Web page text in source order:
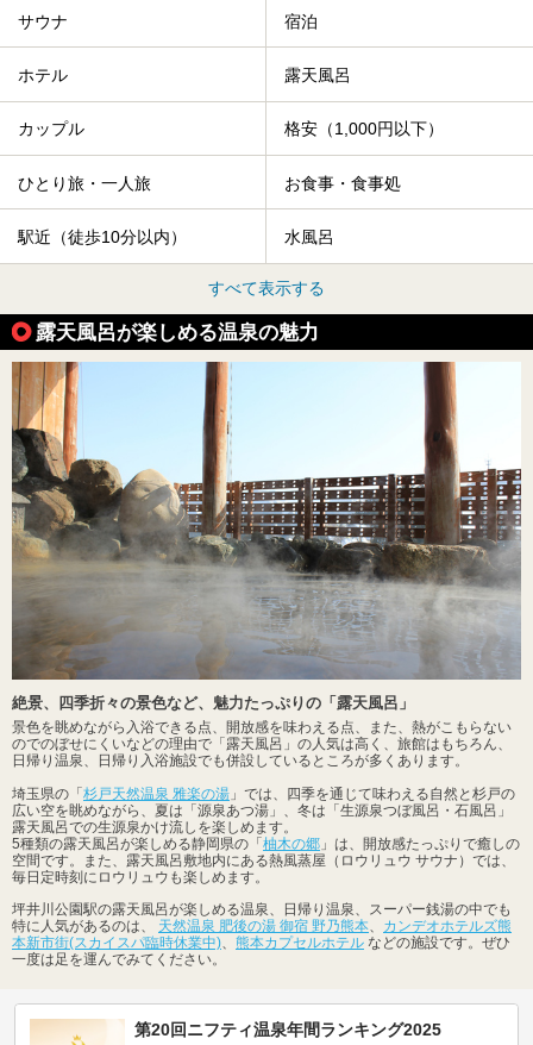
サウナ 宿泊
ホテル 露天風呂
カップル 格安（1,000円以下）
ひとり旅・一人旅 お食事・食事処
駅近（徒歩10分以内） 水風呂
すべて表示する
露天風呂が楽しめる温泉の魅力
絶景、四季折々の景色など、魅力たっぷりの「露天風呂」
景色を眺めながら入浴できる点、開放感を味わえる点、また、熱がこもらない
のでのぼせにくいなどの理由で「露天風呂」の人気は高く、旅館はもちろん、
日帰り温泉、日帰り入浴施設でも併設しているところが多くあります。
埼玉県の「 杉戸天然温泉 雅楽の湯 」では、四季を通じて味わえる自然と杉戸の
広い空を眺めながら、夏は「源泉あつ湯」、冬は「生源泉つぼ風呂・石風呂」
露天風呂での生源泉かけ流しを楽しめます。
5種類の露天風呂が楽しめる静岡県の「 柚木の郷 」は、開放感たっぷりで癒しの
空間です。また、露天風呂敷地内にある熱風蒸屋（ロウリュウ サウナ）では、
毎日定時刻にロウリュウも楽しめます。
坪井川公園駅の露天風呂が楽しめる温泉、日帰り温泉、スーパー銭湯の中でも
特に人気があるのは、 天然温泉 肥後の湯 御宿 野乃熊本、 カンデオホテルズ熊
本新市街(スカイスパ臨時休業中)、 熊本カプセルホテル などの施設です。ぜひ
一度は足を運んでみてください。
第20回ニフティ温泉年間ランキング2025